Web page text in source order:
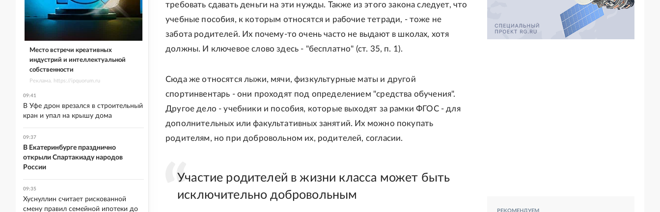
требовать сдавать деньги на эти нужды. Также из этого закона следует, что
учебные пособия, к которым относятся и рабочие тетради, - тоже не
забота родителей. Их почему-то очень часто не выдают в школах, хотя
должны. И ключевое слово здесь - "бесплатно" (ст. 35, п. 1).
Сюда же относятся лыжи, мячи, физкультурные маты и другой
спортинвентарь - они проходят под определением "средства обучения".
Другое дело - учебники и пособия, которые выходят за рамки ФГОС - для
дополнительных или факультативных занятий. Их можно покупать
родителям, но при добровольном их, родителей, согласии.
Участие родителей в жизни класса может быть
исключительно добровольным
РЕКОМЕНДУЕМ
Место встречи креативных
индустрий и интеллектуальной
собственности
Реклама. https://ipquorum.ru
09:41
В Уфе дрон врезался в строительный
кран и упал на крышу дома
09:37
В Екатеринбурге празднично
открыли Спартакиаду народов
России
09:35
Хуснуллин считает рискованной
смену правил семейной ипотеки до